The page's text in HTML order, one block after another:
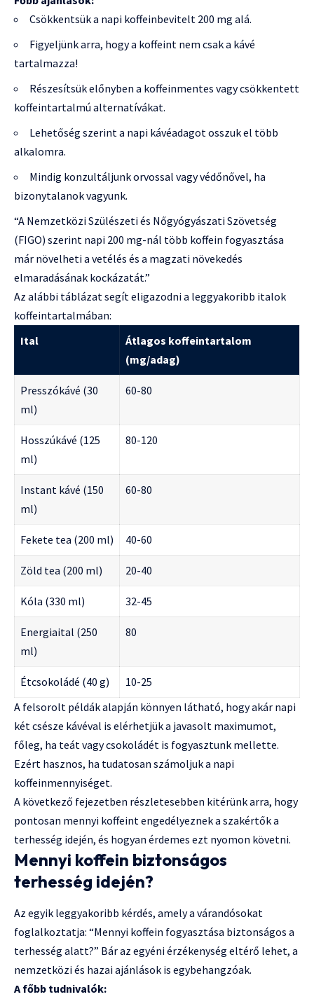
Csökkentsük a napi koffeinbevitelt 200 mg alá.
Figyeljünk arra, hogy a koffeint nem csak a kávé
tartalmazza!
Részesítsük előnyben a koffeinmentes vagy csökkentett
koffeintartalmú alternatívákat.
Lehetőség szerint a napi kávéadagot osszuk el több
alkalomra.
Mindig konzultáljunk orvossal vagy védőnővel, ha
bizonytalanok vagyunk.
“A Nemzetközi Szülészeti és Nőgyógyászati Szövetség
(FIGO) szerint napi 200 mg-nál több koffein fogyasztása
már növelheti a vetélés és a magzati növekedés
elmaradásának kockázatát.”
Az alábbi táblázat segít eligazodni a leggyakoribb italok
koffeintartalmában:
Ital
Átlagos koffeintartalom
(mg/adag)
Presszókávé (30
ml)
60-80
Hosszúkávé (125
ml)
80-120
Instant kávé (150
ml)
60-80
Fekete tea (200 ml) 40-60
Zöld tea (200 ml) 20-40
Kóla (330 ml) 32-45
Energiaital (250
ml)
80
Étcsokoládé (40 g)
10-25
A felsorolt példák alapján könnyen látható, hogy akár napi
két csésze kávéval is elérhetjük a javasolt maximumot,
főleg, ha teát vagy csokoládét is fogyasztunk mellette.
Ezért hasznos, ha tudatosan számoljuk a napi
koffeinmennyiséget.
A következő fejezetben részletesebben kitérünk arra, hogy
pontosan mennyi koffeint engedélyeznek a szakértők a
terhesség idején, és hogyan érdemes ezt nyomon követni.
Mennyi koffein biztonságos
terhesség idején?
Az egyik leggyakoribb kérdés, amely a várandósokat
foglalkoztatja: “Mennyi koffein fogyasztása biztonságos a
terhesség alatt?” Bár az egyéni érzékenység eltérő lehet, a
nemzetközi és hazai ajánlások is egybehangzóak.
A főbb tudnivalók: